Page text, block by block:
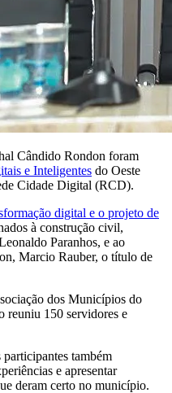
Cândido Rondon foram
e Inteligentes do Oeste
Cidade Digital (RCD).
digital e o projeto de
à construção civil,
Paranhos, e ao
Marcio Rauber, o título de
dos Municípios do
reuniu 150 servidores e
também
e apresentar
deram certo no município.